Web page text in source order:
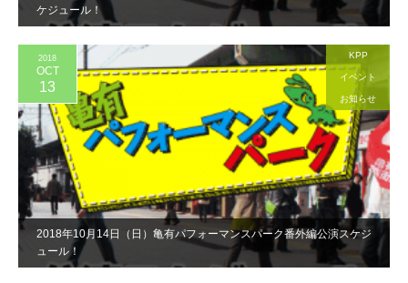
ケジュール！
2018年10月14日（日）亀有パフォーマンスパーク番外編公演スケジ
ュール！
2018
OCT
13
KPP
イベント
お知らせ